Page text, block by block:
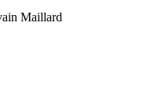
Maillard